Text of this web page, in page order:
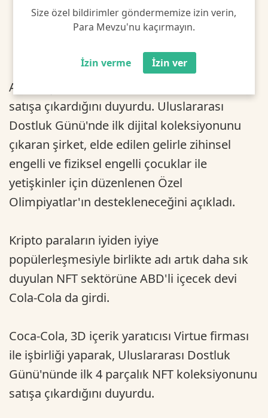
Size özel bildirimler göndermemize izin verin,
Para Mevzu'nu kaçırmayın.
İzin verme İzin ver
ABD'li içecek devi Coca-Cola, 4 adet NFT'yi
satışa çıkardığını duyurdu. Uluslararası
Dostluk Günü'nde ilk dijital koleksiyonunu
çıkaran şirket, elde edilen gelirle zihinsel
engelli ve fiziksel engelli çocuklar ile
yetişkinler için düzenlenen Özel
Olimpiyatlar'ın destekleneceğini açıkladı.
Kripto paraların iyiden iyiye
popülerleşmesiyle birlikte adı artık daha sık
duyulan NFT sektörüne ABD'li içecek devi
Cola-Cola da girdi.
Coca-Cola, 3D içerik yaratıcısı Virtue firması
ile işbirliği yaparak, Uluslararası Dostluk
Günü'nünde ilk 4 parçalık NFT koleksiyonunu
satışa çıkardığını duyurdu.